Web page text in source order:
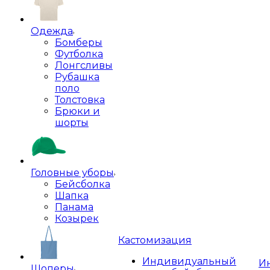
Одежда
Бомберы
Футболка
Лонгсливы
Рубашка
поло
Толстовка
Брюки и
шорты
Головные уборы
Бейсболка
Шапка
Панама
Козырек
Кастомизация
Индивидуальный